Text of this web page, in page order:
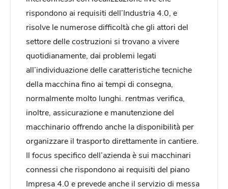
rispondono ai requisiti dell’Industria 4.0, e
risolve le numerose difficoltà che gli attori del
settore delle costruzioni si trovano a vivere
quotidianamente, dai problemi legati
all’individuazione delle caratteristiche tecniche
della macchina fino ai tempi di consegna,
normalmente molto lunghi. rentmas verifica,
inoltre, assicurazione e manutenzione del
macchinario offrendo anche la disponibilità per
organizzare il trasporto direttamente in cantiere.
Il focus specifico dell’azienda è sui macchinari
connessi che rispondono ai requisiti del piano
Impresa 4.0 e prevede anche il servizio di messa